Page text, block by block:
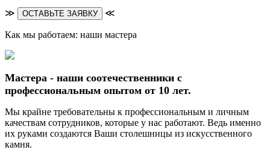
≫ ОСТАВЬТЕ ЗАЯВКУ ≪
Как мы работаем: наши мастера
Мастера - наши соотечественники с
профессиональным опытом от 10 лет.
Мы крайне требовательны к профессиональным и личным
качествам сотрудников, которые у нас работают. Ведь именно
их руками создаются Ваши столешницы из искусственного
камня.